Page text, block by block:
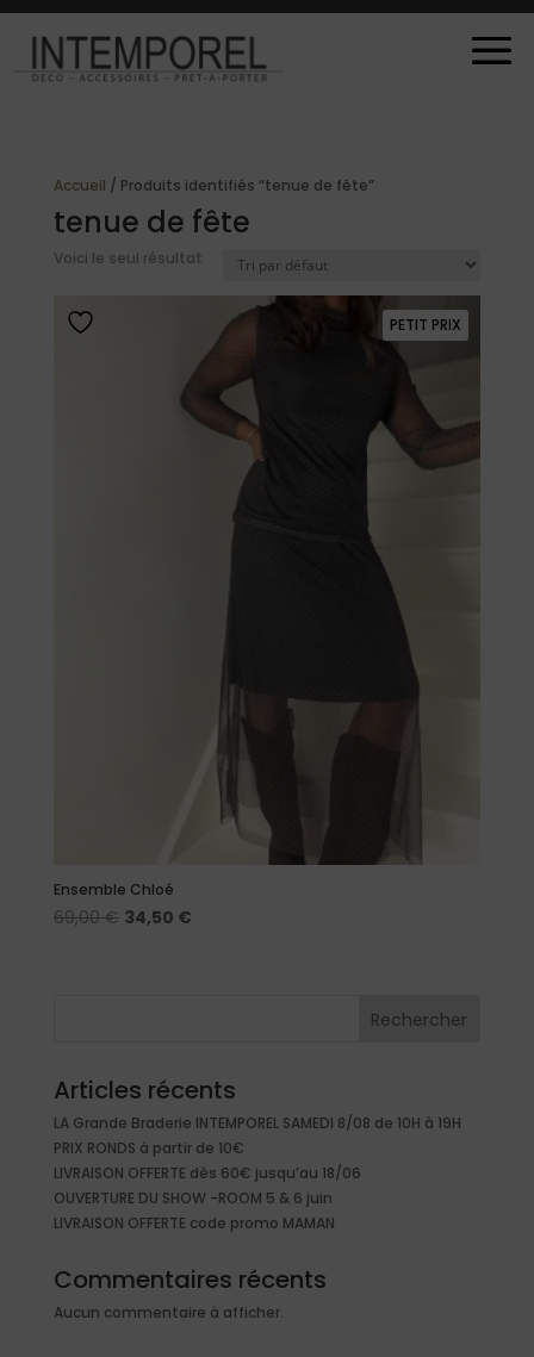
Accueil / Produits identifiés “tenue de fête”
tenue de fête
Voici le seul résultat
PETIT PRIX
Ensemble Chloé
69,00€ Le
34,50 €Le
Rechercher
Articles récents
LA Grande Braderie INTEMPOREL SAMEDI 8/08 de 10H à 19H
PRIX RONDS à partir de 10€
LIVRAISON OFFERTE dès 60€ jusqu’au 18/06
OUVERTURE DU SHOW -ROOM 5 & 6 juin
LIVRAISON OFFERTE code promo MAMAN
Commentaires récents
Aucun commentaire à afficher.